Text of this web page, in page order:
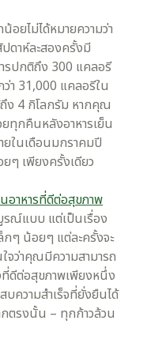
อยไม่ได้หมายความว่า
ดาห์ละสองครั้งมี
รปกติถึง 300 แคลอรี
า 31,000 แคลอรีใน
ง 4 กิโลกรัม หากคุณ
กคืนหลังอาหารเย็น
ในเดือนมกราคมปี
ๆ เพียงครั้งเดียว
อาหารที่ดีต่อสุขภาพ
รณ์แบบ แต่เป็นเรื่อง
กๆ น้อยๆ แต่ละครั้งจะ
จว่าคุณมีความสามารถ
ที่ดีต่อสุขภาพเพียงหนึ่ง
บความสำเร็จที่ยั่งยืนได้
ตรงนั้น – ทุกก้าวล้วน